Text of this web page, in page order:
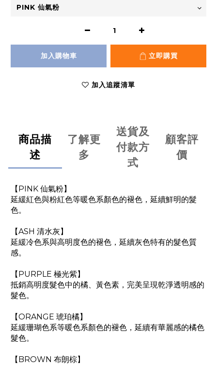
加入購物車 立即購買
加入追蹤清單
商品描
述
了解更
多
送貨及
付款方
式
顧客評
價
【PINK 仙氣粉】
延緩紅色與粉紅色等暖色系顏色的褪色，延續鮮明的髮
色。
【ASH 清水灰】
延緩冷色系與高明度色的褪色，延續灰色特有的髮色質
感。
【PURPLE 極光紫】
抵銷高明度髮色中的橘、黃色素，完美呈現乾淨透明感的
髮色。
【ORANGE 琥珀橘】
延緩珊瑚色系等暖色系顏色的褪色，延續有華麗感的橘色
髮色。
【BROWN 布朗棕】